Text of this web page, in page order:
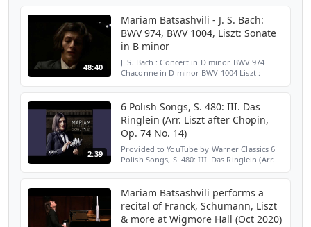
Omroep in Hilversum. Batsa...
48:40
Mariam Batsashvili - J. S. Bach:
BWV 974, BWV 1004, Liszt: Sonate
in B minor
J. S. Bach : Concert in D minor BWV 974
Chaconne in D minor BWV 1004 Liszt :
van de Omroep, Hilversum
2:39
6 Polish Songs, S. 480: III. Das
Ringlein (Arr. Liszt after Chopin,
Op. 74 No. 14)
Provided to YouTube by Warner Classics 6
Polish Songs, S. 480: III. Das Ringlein (Arr.
2019...
Mariam Batsashvili performs a
recital of Franck, Schumann, Liszt
& more at Wigmore Hall (Oct 2020)